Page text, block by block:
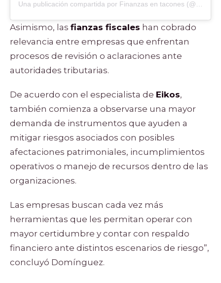
Asimismo, las fianzas fiscales han cobrado
relevancia entre empresas que enfrentan
procesos de revisión o aclaraciones ante
autoridades tributarias.
De acuerdo con el especialista de Eikos,
también comienza a observarse una mayor
demanda de instrumentos que ayuden a
mitigar riesgos asociados con posibles
afectaciones patrimoniales, incumplimientos
operativos o manejo de recursos dentro de las
organizaciones.
Las empresas buscan cada vez más
herramientas que les permitan operar con
mayor certidumbre y contar con respaldo
financiero ante distintos escenarios de riesgo”,
concluyó Domínguez.